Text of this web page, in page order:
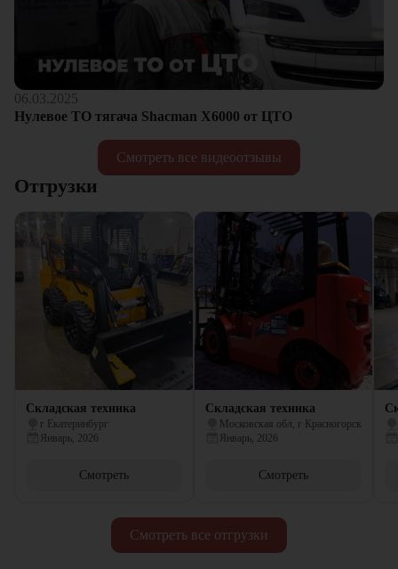
Смотреть все видеоотзывы
06.03.2025
Нулевое ТО тягача Shacman Х6000 от ЦТО
Смотреть все отгрузки
Отгрузки
Складская техника
г Екатеринбург
Январь, 2026
Смотреть
Складская техника
Московская обл, г Красногорск
Январь, 2026
Смотреть